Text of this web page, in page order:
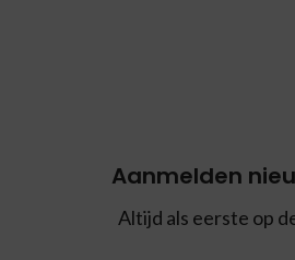
Aanmelden
Altijd als eerste op